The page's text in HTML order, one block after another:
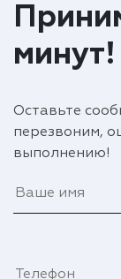
минут!
Оставьте
перезвоним,
выполнению!